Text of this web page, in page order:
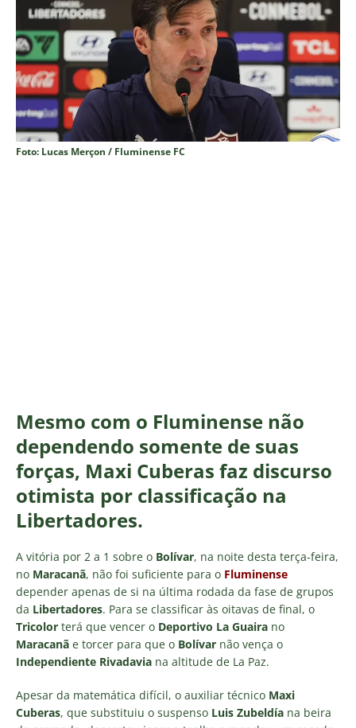
Foto: Lucas Merçon / Fluminense FC
Mesmo com o Fluminense não
dependendo somente de suas
forças, Maxi Cuberas faz discurso
otimista por classificação na
Libertadores.
A vitória por 2 a 1 sobre o Bolívar, na noite desta terça-feira,
no Maracanã, não foi suficiente para o Fluminense
depender apenas de si na última rodada da fase de grupos
da Libertadores. Para se classificar às oitavas de final, o
Tricolor terá que vencer o Deportivo La Guaira no
Maracanã e torcer para que o Bolívar não vença o
Independiente Rivadavia na altitude de La Paz.
Apesar da matemática difícil, o auxiliar técnico Maxi
Cuberas, que substituiu o suspenso Luis Zubeldía na beira